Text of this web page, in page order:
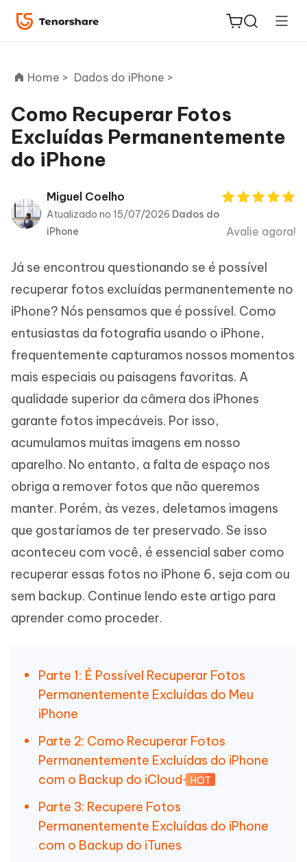
ReiBoot
for iOS
PDNob
PDF
Editor
Novo
iAnyGo
Home > Dados do iPhone >
Como Recuperar Fotos
Excluídas Permanentemente
do iPhone
Miguel Coelho
Atualizado no 15/07/2026 Dados do
iPhone
Avalie agora!
Já se encontrou questionando se é possível
recuperar fotos excluídas permanentemente no
iPhone? Nós pensamos que é possível. Como
entusiastas da fotografia usando o iPhone,
frequentemente capturamos nossos momentos
mais especiais ou paisagens favoritas. A
qualidade superior da câmera dos iPhones
garante fotos impecáveis. Por isso,
acumulamos muitas imagens em nosso
aparelho. No entanto, a falta de espaço nos
obriga a remover fotos que não queremos
manter. Porém, às vezes, deletamos imagens
que gostaríamos de ter preservado. Se isso
aconteceu com você, é essencial saber como
recuperar essas fotos no iPhone 6, seja com ou
sem backup. Continue lendo este artigo para
aprender como proceder.
Parte 1: É Possível Recuperar Fotos
Permanentemente Excluídas do Meu
iPhone
Parte 2: Como Recuperar Fotos
Permanentemente Excluídas do iPhone
com o Backup do iCloud
HOT
Parte 3: Recupere Fotos
Permanentemente Excluídas do iPhone
com o Backup do iTunes